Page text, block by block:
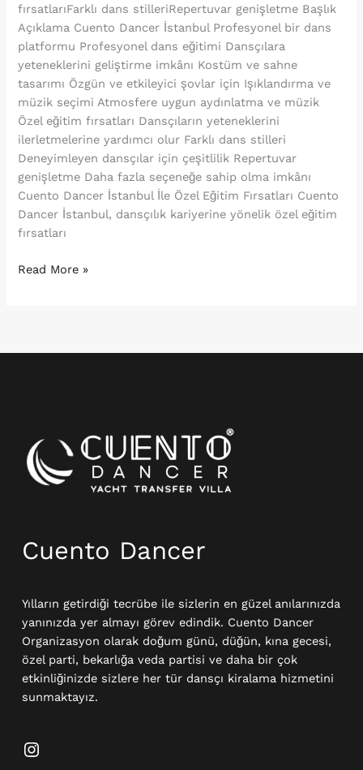
fırsatlarıFarklı dans stilleriRepertuvar genişletme Başlık
Açıklama Cuento Dancer İstanbul Profesyonel bir dans
platformu Profesyonel dans eğitimi Dansçılara
yeteneklerini geliştirme imkânı Kostüm ve sahne
tasarımı Özgün ve etkileyici şovlar için Işıklandırma ve
müzik seçimi Atmosfere uygun aydınlatma ve müzik
Özel eğitim fırsatları Dansçıların yeteneklerini
ilerletmelerine yardımcı olur Farklı dans stilleri
Deneyimleyen dansçılar için çeşitlilik Repertuvar
genişletme Daha fazla seçeneğe sahip olma imkânı
Cuento Dancer İstanbul İle Özel Eğitim Fırsatları Cuento
Dancer İstanbul, dansçılık kariyerine yönelik özel eğitim
fırsatları
Read More »
Cuento Dancer
Yılların getirdiği tecrübe ile sizlerin en güzel anılarınızda
yanınızda yer almayı görev edindik. Cuento Dancer
Organizasyon olarak doğum günü, düğün, kına gecesi,
özel parti, bekarlığa veda partisi ve daha bir çok
etkinliğinizde sizlere her tür dansçı kiralama hizmetini
sunmaktayız.